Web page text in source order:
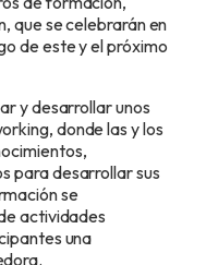
que se celebrarán en
de este y el próximo
y desarrollar unos
donde las y los
para desarrollar sus
se
actividades
una